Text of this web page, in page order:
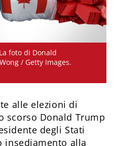
foto di Donald
/ Getty Images.
alle elezioni di
scorso Donald Trump
degli Stati
insediamento alla